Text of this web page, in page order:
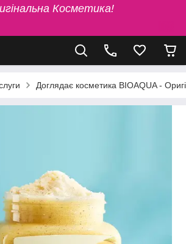
Косметика!
Доглядає косметика BIOAQUA -